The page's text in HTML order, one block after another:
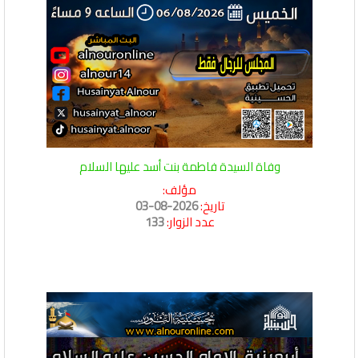
وفاة السيدة فاطمة بنت أسد عليها السلام
مؤلف:
تاريخ:2026-08-03
عدد الزوار:133